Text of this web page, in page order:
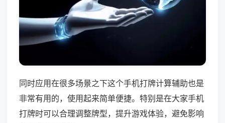
同时应用在很多场景之下这个手机打牌计算辅助也是
非常有用的，使用起来简单便捷。特别是在大家手机
打牌时可以合理调整牌型，提升游戏体验，避免影响